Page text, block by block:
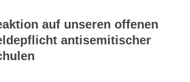
auf unseren offenen
antisemitischer